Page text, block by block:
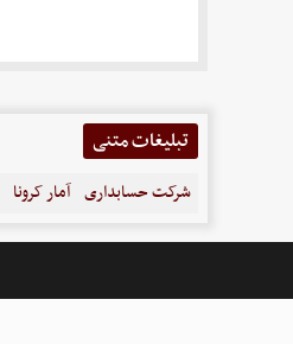
تبلیغات متنی
شرکت حسابداری آمار کرونا